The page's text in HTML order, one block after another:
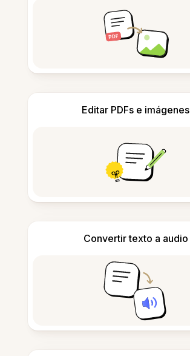
Editar PDFs e imágenes
Convertir texto a audio